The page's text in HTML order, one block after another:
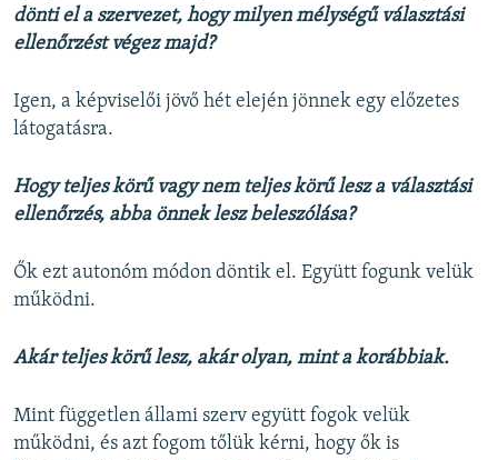
dönti el a szervezet, hogy milyen mélységű választási
ellenőrzést végez majd?
Igen, a képviselői jövő hét elején jönnek egy előzetes
látogatásra.
Hogy teljes körű vagy nem teljes körű lesz a választási
ellenőrzés, abba önnek lesz beleszólása?
Ők ezt autonóm módon döntik el. Együtt fogunk velük
működni.
Akár teljes körű lesz, akár olyan, mint a korábbiak.
Mint független állami szerv együtt fogok velük
működni, és azt fogom tőlük kérni, hogy ők is